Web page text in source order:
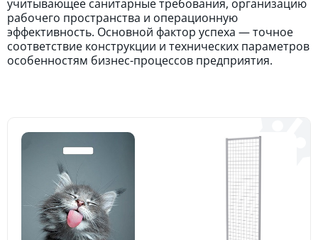
учитывающее санитарные требования, организацию
рабочего пространства и операционную
эффективность. Основной фактор успеха — точное
соответствие конструкции и технических параметров
особенностям бизнес-процессов предприятия.